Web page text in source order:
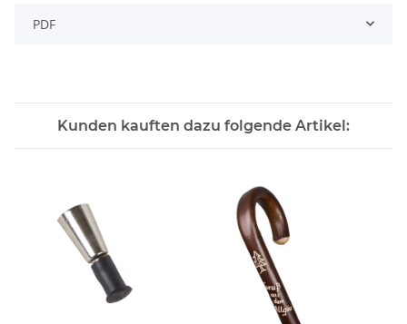
PDF
Kunden kauften dazu folgende Artikel: